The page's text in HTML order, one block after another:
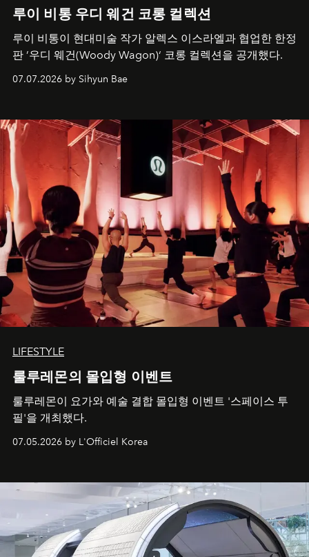
루이 비통 우디 웨건 코롱 컬렉션
루이 비통이 현대미술 작가 알렉스 이스라엘과 협업한 한정
판 ’우디 웨건(Woody Wagon)‘ 코롱 컬렉션을 공개했다.
07.07.2026 by Sihyun Bae
LIFESTYLE
룰루레몬의 몰입형 이벤트
룰루레몬이 요가와 예술 결합 몰입형 이벤트 '스페이스 투
필'을 개최했다.
07.05.2026 by L'Officiel Korea